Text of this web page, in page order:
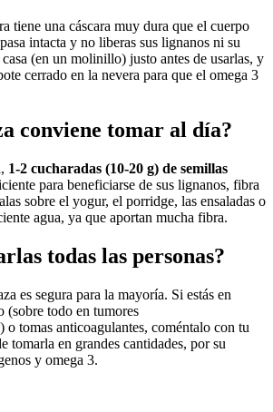
tiene una cáscara muy dura que el cuerpo
intacta y no liberas sus lignanos ni su
(en un molinillo) justo antes de usarlas, y
cerrado en la nevera para que el omega 3
conviene tomar al día?
1-2 cucharadas (10-20 g) de semillas
para beneficiarse de sus lignanos, fibra
sobre el yogur, el porridge, las ensaladas o
agua, ya que aportan mucha fibra.
todas las personas?
es segura para la mayoría. Si estás en
(sobre todo en tumores
o tomas anticoagulantes, coméntalo con tu
tomarla en grandes cantidades, por su
y omega 3.